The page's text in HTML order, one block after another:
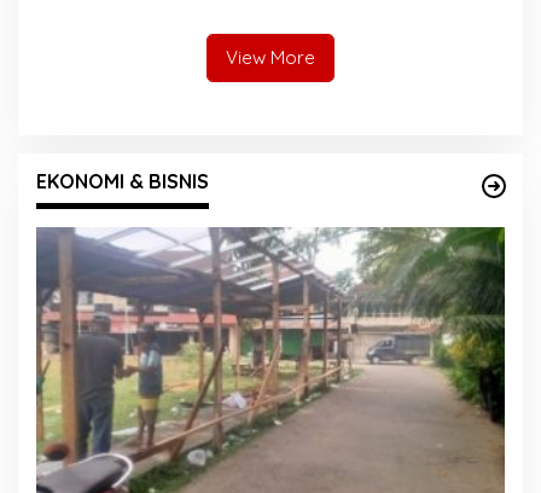
View More
EKONOMI & BISNIS